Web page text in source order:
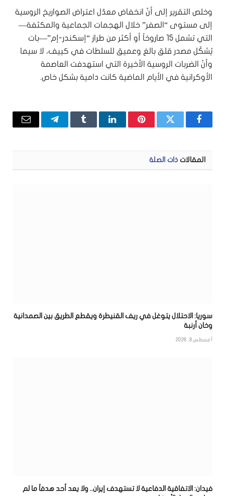
وخلص التقرير إلى أنّ انخفاض معدّل اعتراض الصواريخ الروسية
إلى مستوى “الصفر” خلال الهجمات الجماعية والمكثفة—
التي تشمل 15 صاروخاً أو أكثر من طراز “إسكندر-إم”—بات
يُشكّل مصدر قلق بالغ وعميق للسلطات في كييف، لا سيما
وأنّ الضربات الروسية الأخيرة التي استهدفت العاصمة
الأوكرانية في الأيام الماضية كانت دامية بشكل خاص.
فيسبوكتويتر بينتيريستلينكدإنTumblrتيلقرامالبريد
المقالات ذات الصلة
سوريا: الاحتلال يتوغل في ريف القنيطرة ويقطع الطريق بين الصمدانية
وخان أرنبة
أغسطس 8, 2026
فيدان: الاتفاقية الدفاعية لا تستهدف إيران.. ولا يعد أحد هدفاً ما لم